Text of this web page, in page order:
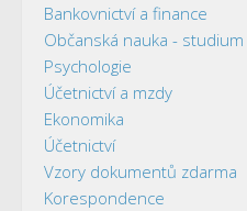
Bankovnictví a finance
Občanská nauka - studium
Psychologie
Účetnictví a mzdy
Ekonomika
Účetnictví
Vzory dokumentů zdarma
Korespondence